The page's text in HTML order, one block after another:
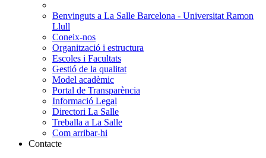
Benvinguts a La Salle Barcelona - Universitat Ramon
Llull
Coneix-nos
Organització i estructura
Escoles i Facultats
Gestió de la qualitat
Model acadèmic
Portal de Transparència
Informació Legal
Directori La Salle
Treballa a La Salle
Com arribar-hi
Contacte